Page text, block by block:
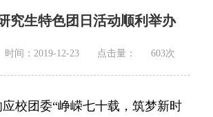
究生特色团日活动顺利举办
时间：2019-12-23 点击量： 603次
校团委“峥嵘七十载，筑梦新时